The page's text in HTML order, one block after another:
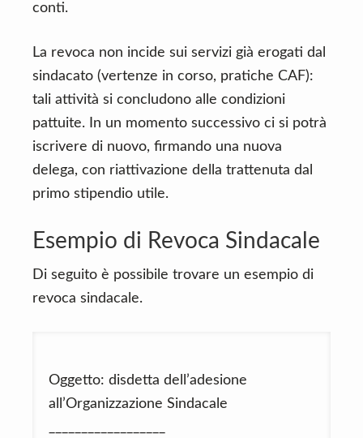
conti.
La revoca non incide sui servizi già erogati dal
sindacato (vertenze in corso, pratiche CAF):
tali attività si concludono alle condizioni
pattuite. In un momento successivo ci si potrà
iscrivere di nuovo, firmando una nuova
delega, con riattivazione della trattenuta dal
primo stipendio utile.
Esempio di Revoca Sindacale
Di seguito è possibile trovare un esempio di
revoca sindacale.
Oggetto: disdetta dell’adesione
all’Organizzazione Sindacale